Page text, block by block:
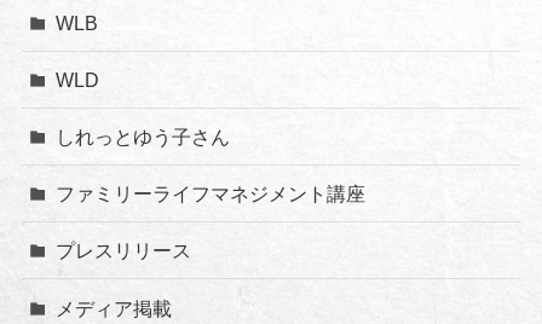
WLB
WLD
しれっとゆう子さん
ファミリーライフマネジメント講座
プレスリリース
メディア掲載